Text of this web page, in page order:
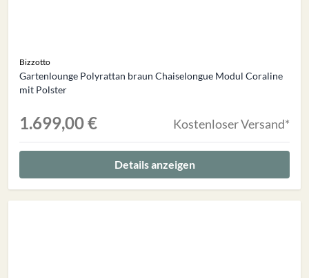
Bizzotto
Gartenlounge Polyrattan braun Chaiselongue Modul Coraline
mit Polster
1.699,00 € Kostenloser Versand*
Details anzeigen